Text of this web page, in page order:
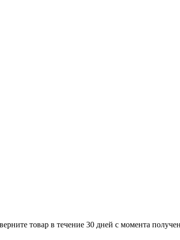
товар в течение 30 дней с момента